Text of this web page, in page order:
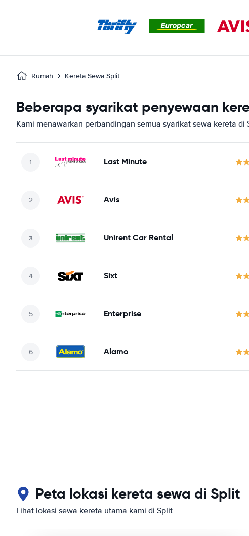
Rumah Kereta Sewa Split
Beberapa syarikat penyewaan
Kami menawarkan perbandingan semua syarikat sewa kereta di
Last Minute
Avis
Unirent Car Rental
Sixt
Enterprise
Alamo
Peta lokasi kereta sewa di Split
Lihat lokasi sewa kereta utama kami di Split